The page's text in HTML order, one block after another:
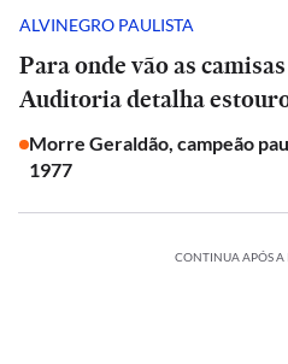
ALVINEGRO PAULISTA
Para onde vão as
Auditoria detalha
Morre Geraldão, campeão
1977
CONTINUA APÓS A